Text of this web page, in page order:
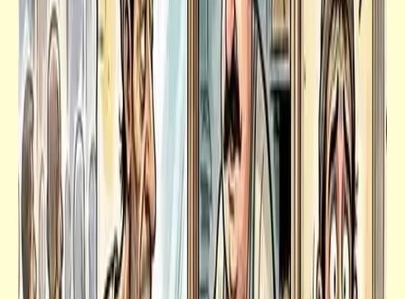
قصص_قصص عالمية
العري والغضب (2) | الجريمة | نجيب محفوظ